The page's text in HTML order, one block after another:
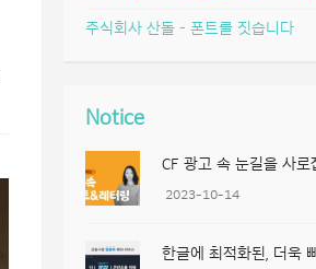
주식회사 산돌 – 폰트를 짓습니다
Notice
CF 광고 속 눈길을 사로
2023-10-14
한글에 최적화된, 더욱